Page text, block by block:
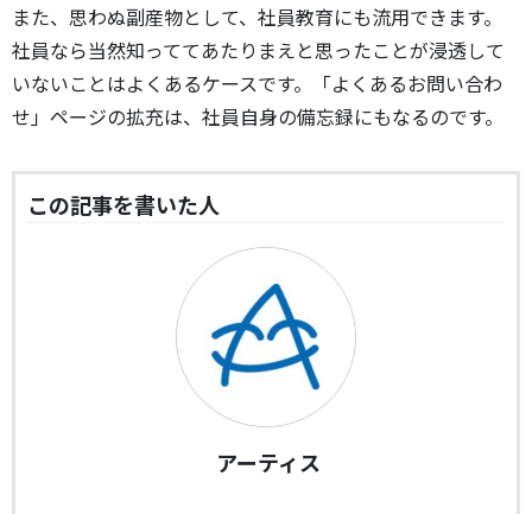
また、思わぬ副産物として、社員教育にも流用できます。
社員なら当然知っててあたりまえと思ったことが浸透して
いないことはよくあるケースです。「よくあるお問い合わ
せ」ページの拡充は、社員自身の備忘録にもなるのです。
この記事を書いた人
アーティス